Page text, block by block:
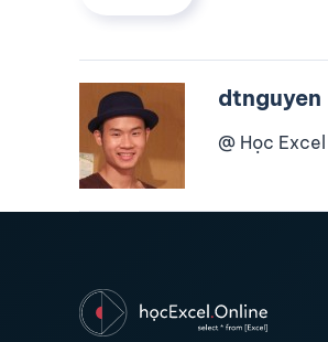
dtnguyen
@ Học